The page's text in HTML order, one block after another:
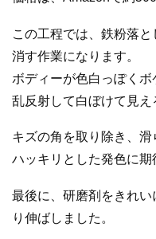
この工程では、鉄粉落
消す作業になります。
ボディーが色白っぽく
乱反射して白ぼけて見え
キズの角を取り除き、滑
ハッキリとした発色に期
最後に、研磨剤をきれ
り伸ばしました。